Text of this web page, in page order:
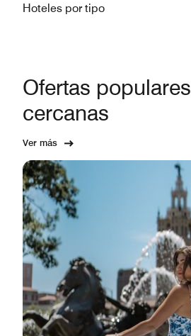
Hoteles por tipo
Ofertas populares
cercanas
Ver más